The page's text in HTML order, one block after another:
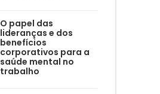
O papel das
lideranças e dos
benefícios
corporativos para a
saúde mental no
trabalho